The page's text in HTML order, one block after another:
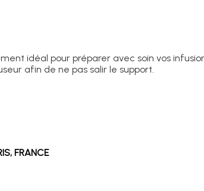
idéal pour préparer avec soin vos
afin de ne pas salir le support.
FRANCE